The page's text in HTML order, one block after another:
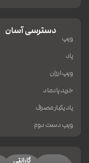
دسترسی آسان
ویپ
پاد
ویپ ارزان
خرید پادماد
پاد یکبار مصرف
ویپ دست دوم
گارانتی